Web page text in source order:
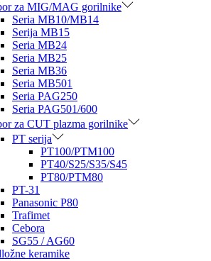
za MIG/MAG gorilnike
Seria MB10/MB14
Serija MB15
Seria MB24
Seria MB25
Seria MB36
Seria MB501
Seria PAG250
Seria PAG501/600
za CUT plazma gorilnike
PT serija
PT100/PTM100
PT40/S25/S35/S45
PT80/PTM80
PT-31
Panasonic P80
Trafimet
Cebora
SG55 / AG60
keramike